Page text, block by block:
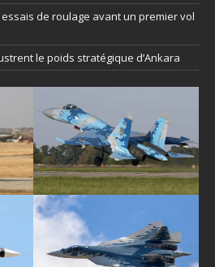
essais de roulage avant un premier vol
le poids stratégique d’Ankara